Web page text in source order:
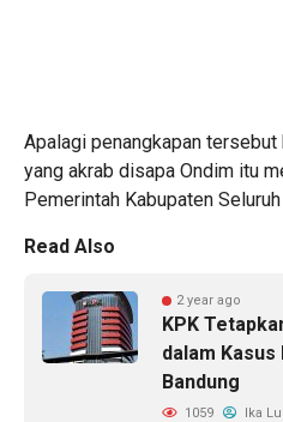
Apalagi penangkapan
yang akrab disapa Ondim itu
Pemerintah Kabupaten
Read Also
2 year ago
KPK
dalam
Bandung
1059 Ika